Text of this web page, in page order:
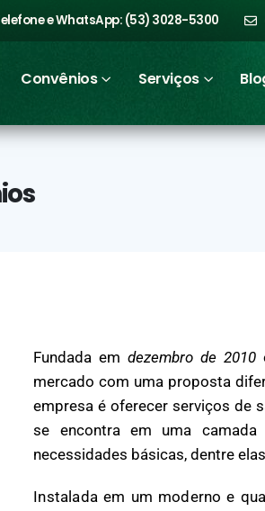
e WhatsApp: (53) 3028-5300
Convênios Serviços
Fundada emdezembro de 2010
mercado com uma proposta
empresa é oferecer serviços de
se encontra em uma
necessidades básicas, dentre
Instalada em um moderno e